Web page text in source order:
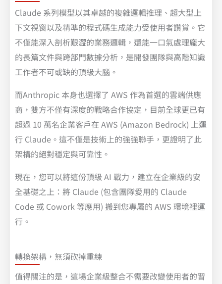
Claude 系列模型以其卓越的複雜邏輯推理、超大型上
下文視窗以及精準的程式碼生成能力受使用者讚賞。它
不僅能深入剖析艱澀的業務邏輯，還能一口氣處理龐大
的長篇文件與跨部門數據分析，是開發團隊與高階知識
工作者不可或缺的頂級大腦。
而Anthropic 本身也選擇了 AWS 作為首選的雲端供應
商，雙方不僅有深度的戰略合作協定，目前全球更已有
超過 10 萬名企業客戶在 AWS (Amazon Bedrock) 上運
行 Claude。這不僅是技術上的強強聯手，更證明了此
架構的絕對穩定與可靠性。
現在，您可以將這份頂級 AI 戰力，建立在企業級的安
全基礎之上：將 Claude (包含團隊愛用的 Claude
Code 或 Cowork 等應用) 搬到您專屬的 AWS 環境裡運
行。
轉換架構，無須砍掉重練
值得關注的是，這場企業級整合不需要改變使用者的習